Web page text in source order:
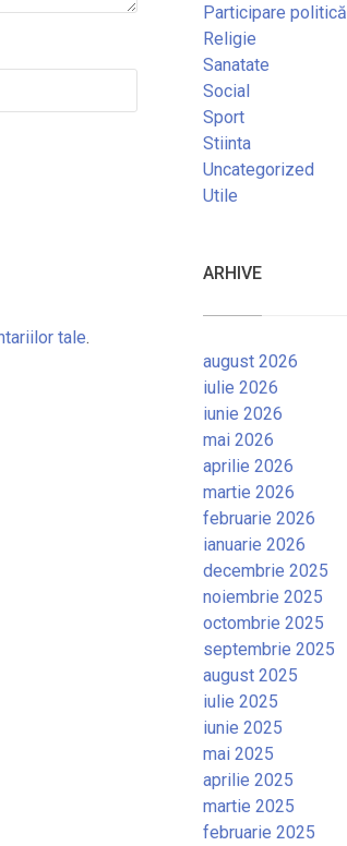
tale.
Participare politică
Religie
Sanatate
Social
Sport
Stiinta
Uncategorized
Utile
ARHIVE
august 2026
iulie 2026
iunie 2026
mai 2026
aprilie 2026
martie 2026
februarie 2026
ianuarie 2026
decembrie 2025
noiembrie 2025
octombrie 2025
septembrie 2025
august 2025
iulie 2025
iunie 2025
mai 2025
aprilie 2025
martie 2025
februarie 2025